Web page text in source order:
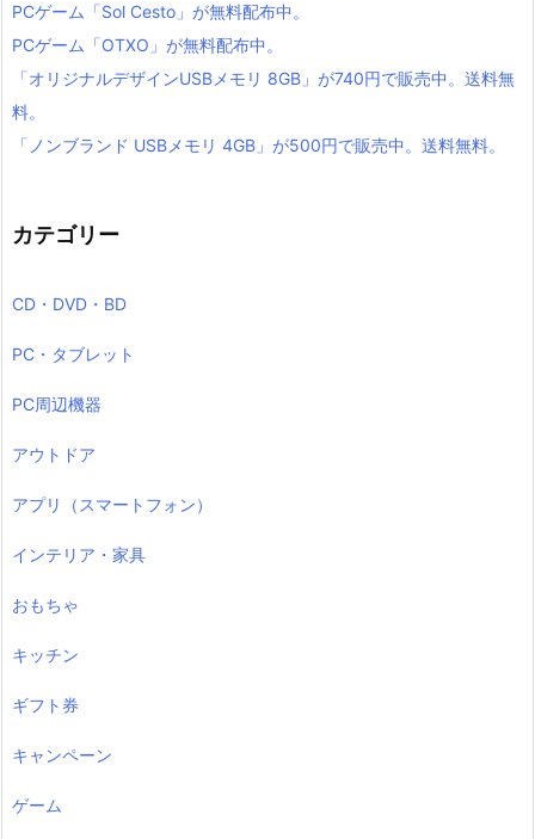
PCゲーム「Sol Cesto」が無料配布中。
PCゲーム「OTXO」が無料配布中。
「オリジナルデザインUSBメモリ 8GB」が740円で販売中。送料無
料。
「ノンブランド USBメモリ 4GB」が500円で販売中。送料無料。
カテゴリー
CD・DVD・BD
PC・タブレット
PC周辺機器
アウトドア
アプリ（スマートフォン）
インテリア・家具
おもちゃ
キッチン
ギフト券
キャンペーン
ゲーム